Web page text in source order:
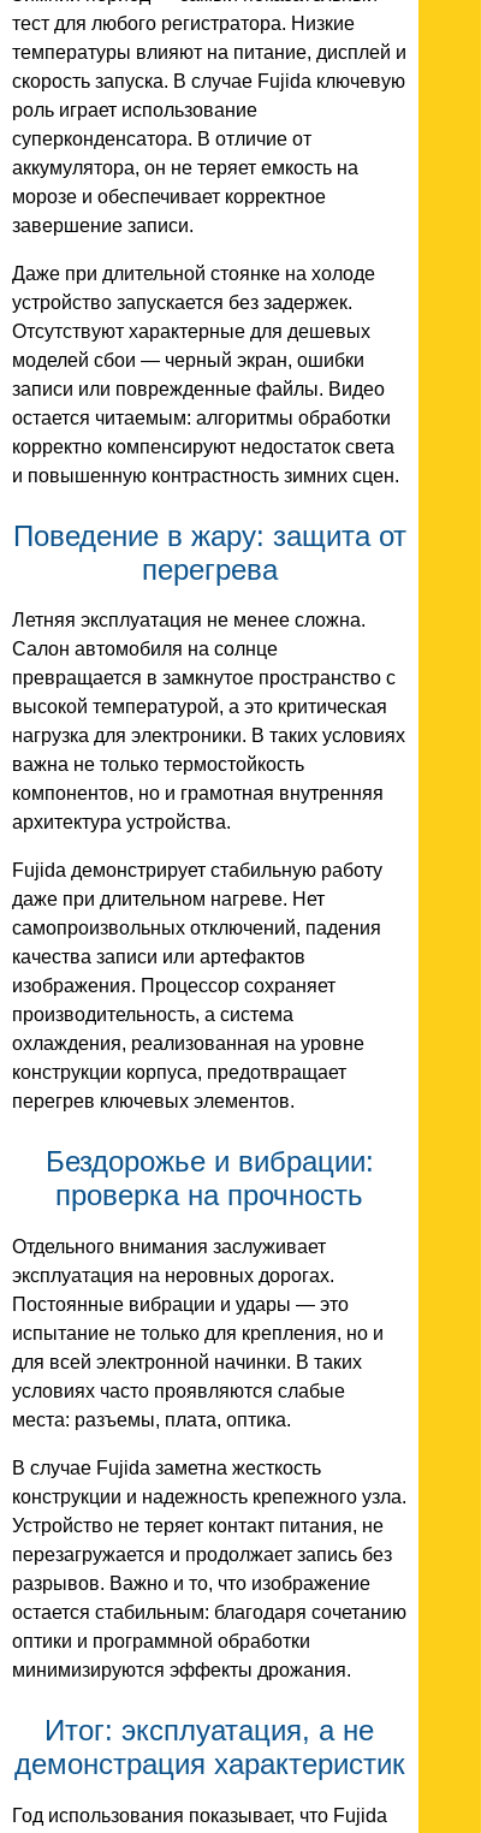
тест для любого регистратора. Низкие
температуры влияют на питание, дисплей и
скорость запуска. В случае Fujida ключевую
роль играет использование
суперконденсатора. В отличие от
аккумулятора, он не теряет емкость на
морозе и обеспечивает корректное
завершение записи.
Даже при длительной стоянке на холоде
устройство запускается без задержек.
Отсутствуют характерные для дешевых
моделей сбои — черный экран, ошибки
записи или поврежденные файлы. Видео
остается читаемым: алгоритмы обработки
корректно компенсируют недостаток света
и повышенную контрастность зимних сцен.
Поведение в жару: защита от
перегрева
Летняя эксплуатация не менее сложна.
Салон автомобиля на солнце
превращается в замкнутое пространство с
высокой температурой, а это критическая
нагрузка для электроники. В таких условиях
важна не только термостойкость
компонентов, но и грамотная внутренняя
архитектура устройства.
Fujida демонстрирует стабильную работу
даже при длительном нагреве. Нет
самопроизвольных отключений, падения
качества записи или артефактов
изображения. Процессор сохраняет
производительность, а система
охлаждения, реализованная на уровне
конструкции корпуса, предотвращает
перегрев ключевых элементов.
Бездорожье и вибрации:
проверка на прочность
Отдельного внимания заслуживает
эксплуатация на неровных дорогах.
Постоянные вибрации и удары — это
испытание не только для крепления, но и
для всей электронной начинки. В таких
условиях часто проявляются слабые
места: разъемы, плата, оптика.
В случае Fujida заметна жесткость
конструкции и надежность крепежного узла.
Устройство не теряет контакт питания, не
перезагружается и продолжает запись без
разрывов. Важно и то, что изображение
остается стабильным: благодаря сочетанию
оптики и программной обработки
минимизируются эффекты дрожания.
Итог: эксплуатация, а не
демонстрация характеристик
Год использования показывает, что Fujida